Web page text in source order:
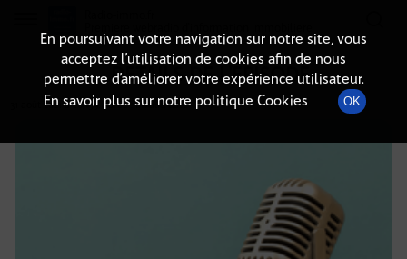
DÉTAILS DE L'ÉPISODE
31 août 2021 à 20h59 , durée : Invalid date
En poursuivant votre navigation sur notre site, vous
acceptez l’utilisation de cookies afin de nous
permettre d’améliorer votre expérience utilisateur.
En savoir plus sur notre politique Cookies
OK